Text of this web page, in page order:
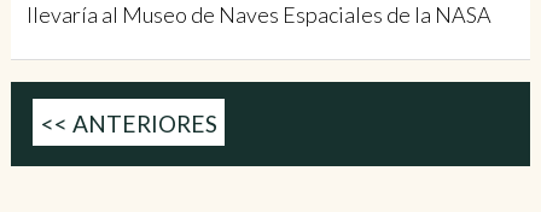
llevaría al Museo de Naves Espaciales de la NASA
<< ANTERIORES